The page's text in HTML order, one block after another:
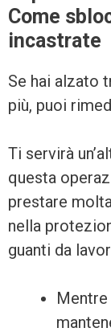
Come
incastrate
Se hai alzato
più, puoi
Ti servirà
questa
prestare
nella
guanti da
Mentre